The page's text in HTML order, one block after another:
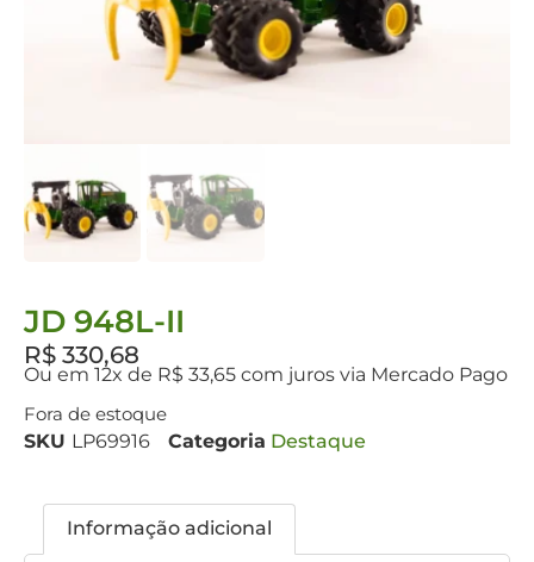
JD 948L-II
R$ 330,68
Ou em 12x de R$ 33,65 com juros via Mercado Pago
Fora de estoque
SKU LP69916 Categoria Destaque
Informação adicional